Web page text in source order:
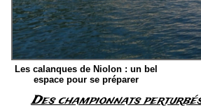
Les calanques de Niolon : un bel
espace pour se préparer
Des championnats